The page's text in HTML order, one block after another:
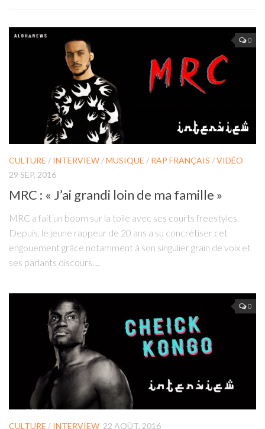
0
CULTURE / INTERVIEW /MUSIQUE / RAP FRANÇAIS /VIDÉO
29 SEP, 2016
MRC : « J’ai grandi loin de ma famille »
MRC a fait un boom sur la toile avec ses courts freestyles.
Depuis, le jeune rappeur de 20 ans a su concrétiser cet
engouement grâce notamment à son singulier grain de voix et
ses parlants discours....
0
CULTURE / INTERVIEW 22 AOÛT, 2016